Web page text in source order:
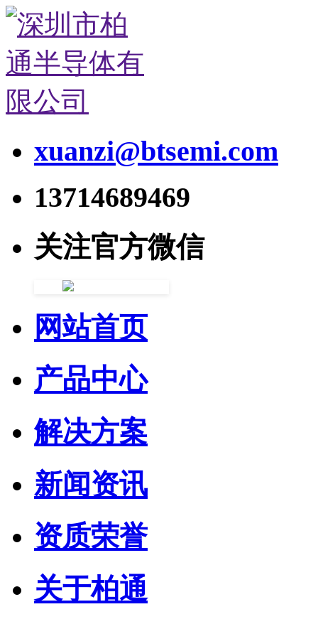
xuanzi@btsemi.com
13714689469
关注官方微信
网站首页
产品中心
解决方案
新闻资讯
资质荣誉
关于柏通